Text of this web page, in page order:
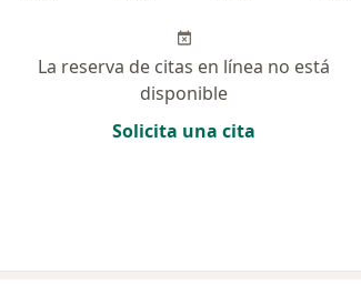
La reserva de citas en línea no está
disponible
Solicita una cita